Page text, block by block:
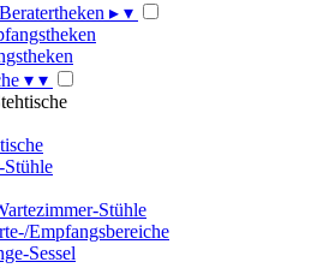
▸ ▾
▾ ▾
Stühle
Empfangsbereiche
Sessel